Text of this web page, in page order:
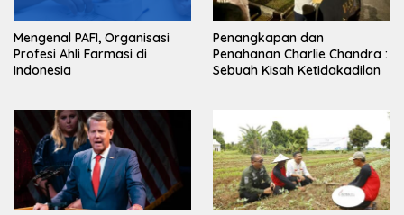
Mengenal PAFI, Organisasi
Profesi Ahli Farmasi di
Indonesia
Penangkapan dan
Penahanan Charlie Chandra :
Sebuah Kisah Ketidakadilan